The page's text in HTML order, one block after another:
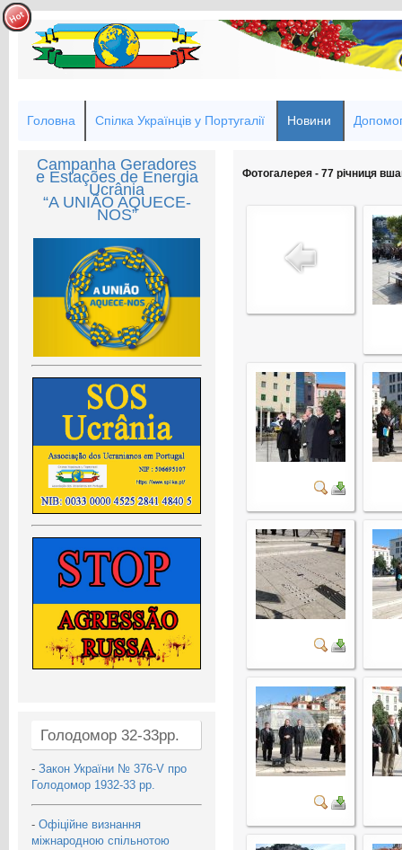
Головна Спілка Українців у Португалії Новини
Campanha Geradores
e Estações de Energia
Ucrânia
“A UNIÃO AQUECE-
NOS”
Голодомор 32-33рр.
- Закон України № 376-V про
Голодомор 1932-33 рр.
- Офіційне визнання
міжнародною спільнотою
Фотогалерея - 77 річниця